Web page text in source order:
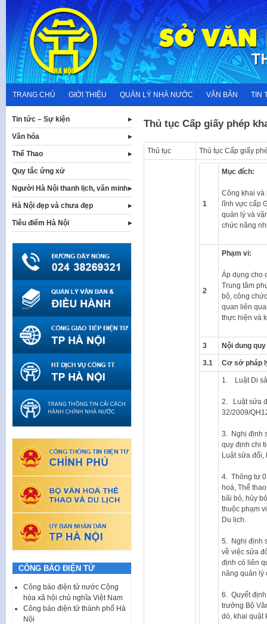
content
TRANG CHỦ GIỚI THIỆU QUẢN LÝ NHÀ NƯỚC VĂN BẢN TIN
Thủ tục Cấp giấy phép
Thủ tục Thủ tục Cấp giấy
1
Mục đích:
Công khai và
lĩnh vực cấp
quản lý và
chức năng
2
Phạm vi:
Áp dụng cho
Trung tâm
bộ, công
quan liên
thực hiện và
3 Nội dung
3.1 Cơ sở pháp
1. Luật Di
2. Luật sửa
32/2009/
3. Nghị định
quy định chi
Luật sửa đổi,
4. Thông tư
hoá, Thể
bãi bỏ, hủy
thuộc phạm
Du lịch.
5. Nghị định
về việc sửa
định có liên
năng quản lý
6. Quyết
trưởng Bộ
dò, khai quật
Tin tức – Sự kiện
Văn hóa
Thể Thao
Quy tắc ứng xử
Người Hà Nội thanh lịch, văn minh
Hà Nội đẹp và chưa đẹp
Tiêu điểm Hà Nội
CÔNG BÁO ĐIỆN TỬ
Công báo điện tử nước Cộng
hòa xã hội chủ nghĩa Việt Nam
Công báo điện tử thành phố Hà
Nội